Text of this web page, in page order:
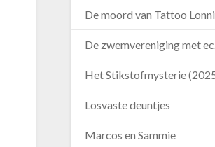
De moord van Tattoo
De zwemvereniging met
Het Stikstofmysterie
Losvaste deuntjes
Marcos en Sammie